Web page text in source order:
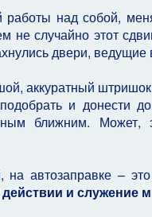
работы над собой,
не случайно этот
двери, ведущие
аккуратный
и донести
ближним. Может,
автозаправке –
и служение